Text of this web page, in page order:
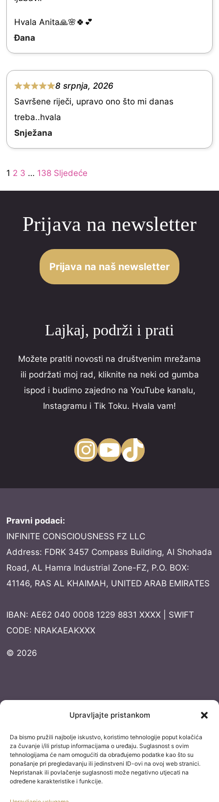
Upravljajte pristankom
Da bismo pružili najbolje iskustvo, koristimo tehnologije poput kolačića
za čuvanje i/ili pristup informacijama o uređaju. Suglasnost s ovim
tehnologijama će nam omogućiti da obrađujemo podatke kao što su
ponašanje pri pregledavanju ili jedinstveni ID-ovi na ovoj web stranici.
Nepristanak ili povlačenje suglasnosti može negativno utjecati na
određene karakteristike i funkcije.
e
d
5
.
0
o
u
t
o
5
Hvala Anita🙏🌸🍀💕
Đana
R
5
u
8 srpnja, 2026
Savršene riječi, upravo ono što mi danas
treba..hvala
Snježana
Site
Reviews
Page
1 Page
2 Page
3 … Page
138 Sljedeće
Prijava na newsletter
Prijava na naš newsletter
Lajkaj, podrži i prati
Možete pratiti novosti na društvenim mrežama
ili podržati moj rad, kliknite na neki od gumba
ispod i budimo zajedno na YouTube kanalu,
Instagramu i Tik Toku. Hvala vam!
InstagramYouTube TikTok
Pravni podaci:
INFINITE CONSCIOUSNESS FZ LLC
Address: FDRK 3457 Compass Building, Al Shohada
Road, AL Hamra Industrial Zone-FZ, P.O. BOX:
41146, RAS AL KHAIMAH, UNITED ARAB EMIRATES
IBAN: AE62 040 0008 1229 8831 XXXX | SWIFT
CODE: NRAKAEAKXXX
© 2026
Uvjeti korištenja
Izjava o izuzimanju od odgovornosti
Izjava o konverziji